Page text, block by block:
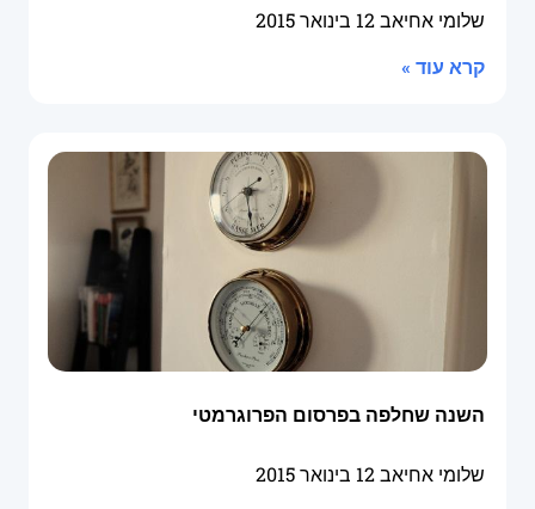
שלומי אחיאב12 בינואר 2015
קרא עוד »
השנה שחלפה בפרסום הפרוגרמטי
שלומי אחיאב12 בינואר 2015